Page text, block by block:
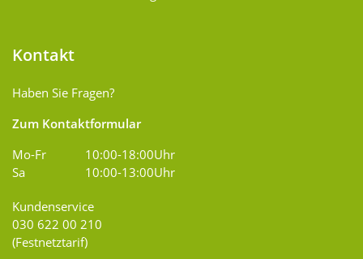
Kontakt
Haben Sie Fragen?
Zum Kontaktformular
Mo-Fr
10:00-18:00Uhr
Sa
10:00-13:00Uhr
Kundenservice
030 622 00 210
(Festnetztarif)